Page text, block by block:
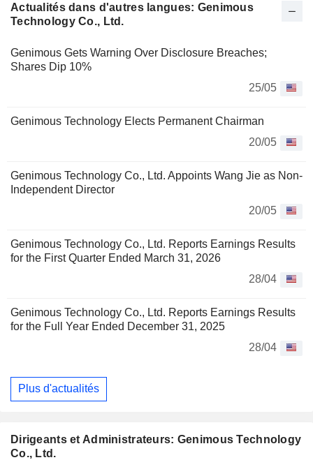
Actualités dans d'autres langues: Genimous
Technology Co., Ltd.
Genimous Gets Warning Over Disclosure Breaches;
Shares Dip 10%
25/05
Genimous Technology Elects Permanent Chairman
20/05
Genimous Technology Co., Ltd. Appoints Wang Jie as Non-
Independent Director
20/05
Genimous Technology Co., Ltd. Reports Earnings Results
for the First Quarter Ended March 31, 2026
28/04
Genimous Technology Co., Ltd. Reports Earnings Results
for the Full Year Ended December 31, 2025
28/04
Plus d'actualités
Dirigeants et Administrateurs: Genimous Technology
Co., Ltd.